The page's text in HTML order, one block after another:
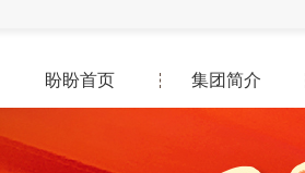
盼盼首页 集团简介